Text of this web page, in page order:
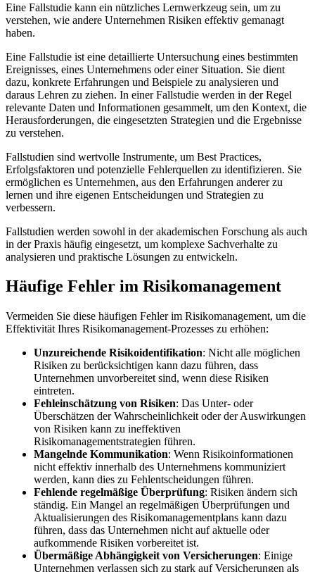
Eine Fallstudie kann ein nützliches Lernwerkzeug sein, um zu
verstehen, wie andere Unternehmen Risiken effektiv gemanagt
haben.
Eine Fallstudie ist eine detaillierte Untersuchung eines bestimmten
Ereignisses, eines Unternehmens oder einer Situation. Sie dient
dazu, konkrete Erfahrungen und Beispiele zu analysieren und
daraus Lehren zu ziehen. In einer Fallstudie werden in der Regel
relevante Daten und Informationen gesammelt, um den Kontext, die
Herausforderungen, die eingesetzten Strategien und die Ergebnisse
zu verstehen.
Fallstudien sind wertvolle Instrumente, um Best Practices,
Erfolgsfaktoren und potenzielle Fehlerquellen zu identifizieren. Sie
ermöglichen es Unternehmen, aus den Erfahrungen anderer zu
lernen und ihre eigenen Entscheidungen und Strategien zu
verbessern.
Fallstudien werden sowohl in der akademischen Forschung als auch
in der Praxis häufig eingesetzt, um komplexe Sachverhalte zu
analysieren und praktische Lösungen zu entwickeln.
Häufige Fehler im Risikomanagement
Vermeiden Sie diese häufigen Fehler im Risikomanagement, um die
Effektivität Ihres Risikomanagement-Prozesses zu erhöhen:
Unzureichende Risikoidentifikation: Nicht alle möglichen
Risiken zu berücksichtigen kann dazu führen, dass
Unternehmen unvorbereitet sind, wenn diese Risiken
eintreten.
Fehleinschätzung von Risiken: Das Unter- oder
Überschätzen der Wahrscheinlichkeit oder der Auswirkungen
von Risiken kann zu ineffektiven
Risikomanagementstrategien führen.
Mangelnde Kommunikation: Wenn Risikoinformationen
nicht effektiv innerhalb des Unternehmens kommuniziert
werden, kann dies zu Fehlentscheidungen führen.
Fehlende regelmäßige Überprüfung: Risiken ändern sich
ständig. Ein Mangel an regelmäßigen Überprüfungen und
Aktualisierungen des Risikomanagementplans kann dazu
führen, dass das Unternehmen nicht auf aktuelle oder
aufkommende Risiken vorbereitet ist.
Übermäßige Abhängigkeit von Versicherungen: Einige
Unternehmen verlassen sich zu stark auf Versicherungen als